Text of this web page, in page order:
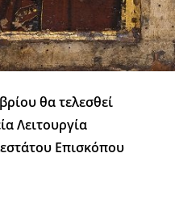
θα τελεσθεί
Λειτουργία
Επισκόπου